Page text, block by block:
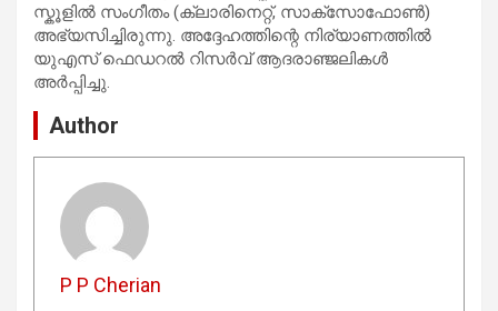
സ്കൂളിൽ സംഗീതം (ക്ലാരിനെറ്റ്, സാക്സോഫോൺ)
അഭ്യസിച്ചിരുന്നു. അദ്ദേഹത്തിന്റെ നിര്യാണത്തിൽ
യുഎസ് ഫെഡറൽ റിസർവ് ആദരാഞ്ജലികൾ
അർപ്പിച്ചു.
Author
P P Cherian